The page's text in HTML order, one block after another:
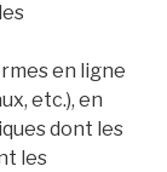
en ligne
etc.), en
dont les
les